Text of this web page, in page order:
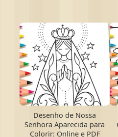
Desenho de Nossa
Senhora Aparecida para
Colorir: Online e PDF